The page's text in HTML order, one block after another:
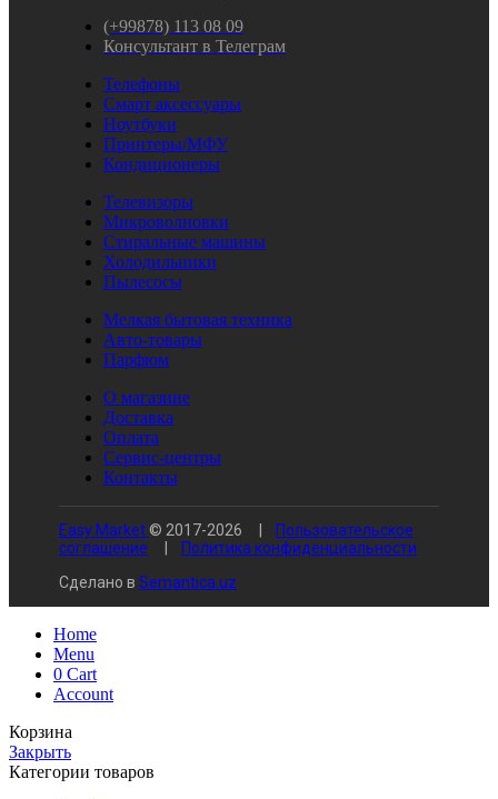
(+99878) 113 08 09
Консультант в Телеграм
Телефоны
Смарт аксессуары
Ноутбуки
Принтеры/МФУ
Кондиционеры
Телевизоры
Микроволновки
Стиральные машины
Холодильники
Пылесосы
Мелкая бытовая техника
Авто-товары
Парфюм
О магазине
Доставка
Оплата
Сервис-центры
Контакты
Easy Market© 2017-2026
Пользовательское
соглашение
Политика конфиденциальности
Сделано в Semantica.uz
Home
Menu
0 Cart
Account
Корзина
Закрыть
Категории товаров